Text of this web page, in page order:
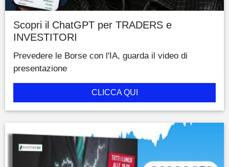
Scopri il ChatGPT per TRADERS e
INVESTITORI
Prevedere le Borse con l'IA, guarda il video di
presentazione
CLICCA QUI